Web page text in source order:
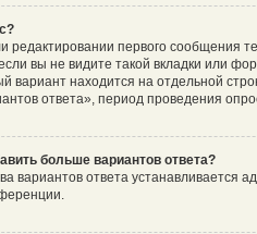
редактировании первого сообщения
вы не видите такой вкладки или
вариант находится на отдельной
ответа», период проведения
больше вариантов ответа?
вариантов ответа